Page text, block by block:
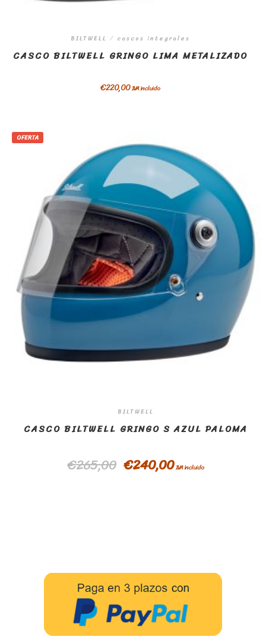
BILTWELL / cascos integrales
CASCO BILTWELL GRINGO LIMA METALIZADO
€220,00IVA incluido
OFERTA
BILTWELL
CASCO BILTWELL GRINGO S AZUL PALOMA
€265,00 €240,00IVA incluido